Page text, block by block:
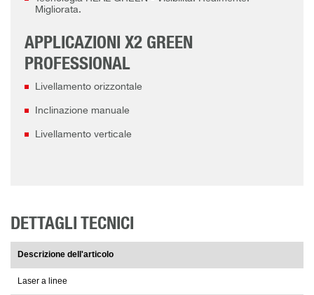
Migliorata.
APPLICAZIONI X2 GREEN
PROFESSIONAL
Livellamento orizzontale
Inclinazione manuale
Livellamento verticale
DETTAGLI TECNICI
Descrizione dell'articolo
Laser a linee